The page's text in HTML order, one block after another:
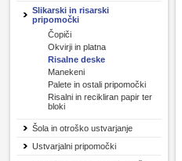
Slikarski in risarski
pripomočki
Čopiči
Okvirji in platna
Risalne deske
Manekeni
Palete in ostali pripomočki
Risalni in recikliran papir ter
bloki
Šola in otroško ustvarjanje
Ustvarjalni pripomočki